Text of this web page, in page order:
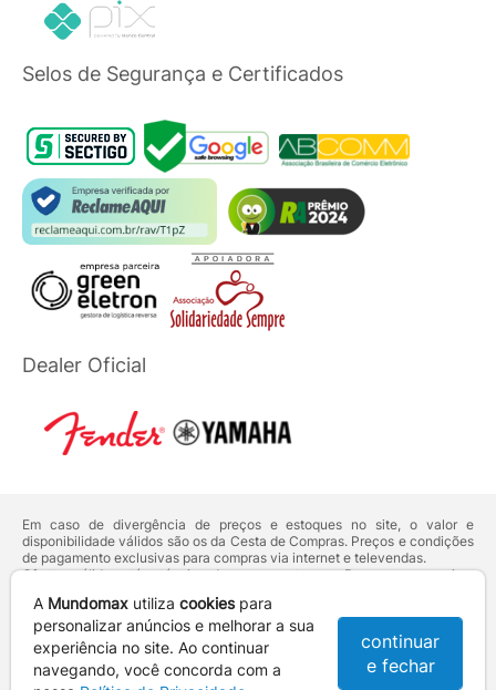
Selos de Segurança e Certificados
Dealer Oficial
Em caso de divergência de preços e estoques no site, o valor e
disponibilidade válidos são os da Cesta de Compras. Preços e condições
de pagamento exclusivas para compras via internet e televendas.
Ofertas válidas até o término de nossos estoques. Para compras acima
deVenda Corporativa.
Os preços apresentados no site prevalecem sobre outros anunciados em
qualquer outro meio de comunicação ou sites de buscas. Código de
Defesa do Consumidor:Lei nº 8.078.
Vendas sujeitas à confirmação de dados e análises de crédito e risco.
A Mundomax utiliza cookiespara
personalizar anúncios e melhorar a sua
experiência no site. Ao continuar
navegando, você concorda com a
continuar
e fechar